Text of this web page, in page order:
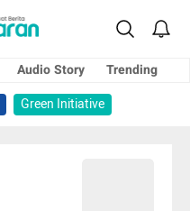
Audio Story
Trending
Green Initiative